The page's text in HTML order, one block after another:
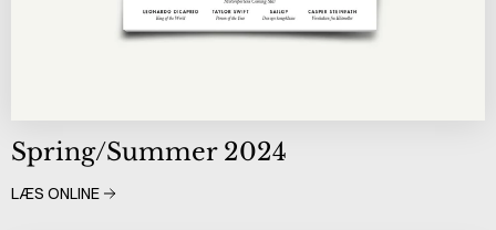
Spring/Summer 2024
LÆS ONLINE